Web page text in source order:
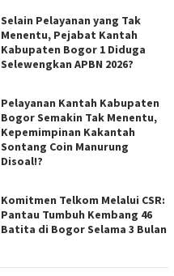
Selain Pelayanan yang Tak
Menentu, Pejabat Kantah
Kabupaten Bogor 1 Diduga
Selewengkan APBN 2026?
Pelayanan Kantah Kabupaten
Bogor Semakin Tak Menentu,
Kepemimpinan Kakantah
Sontang Coin Manurung
Disoal!?
Komitmen Telkom Melalui CSR:
Pantau Tumbuh Kembang 46
Batita di Bogor Selama 3 Bulan